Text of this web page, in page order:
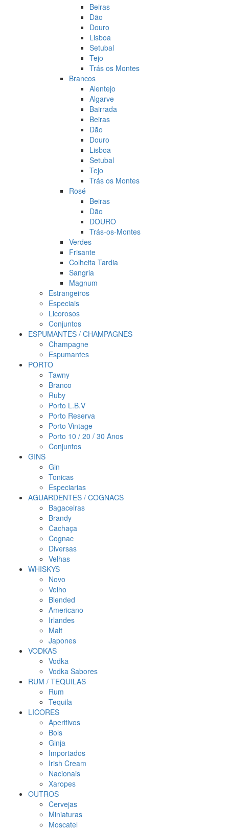
Beiras
Dão
Douro
Lisboa
Setubal
Tejo
Trás os Montes
Brancos
Alentejo
Algarve
Bairrada
Beiras
Dão
Douro
Lisboa
Setubal
Tejo
Trás os Montes
Rosé
Beiras
Dão
DOURO
Trás-os-Montes
Verdes
Frisante
Colheita Tardia
Sangria
Magnum
Estrangeiros
Especiais
Licorosos
Conjuntos
ESPUMANTES / CHAMPAGNES
Champagne
Espumantes
PORTO
Tawny
Branco
Ruby
Porto L.B.V
Porto Reserva
Porto Vintage
Porto 10 / 20 / 30 Anos
Conjuntos
GINS
Gin
Tonicas
Especiarias
AGUARDENTES / COGNACS
Bagaceiras
Brandy
Cachaça
Cognac
Diversas
Velhas
WHISKYS
Novo
Velho
Blended
Americano
Irlandes
Malt
Japones
VODKAS
Vodka
Vodka Sabores
RUM / TEQUILAS
Rum
Tequila
LICORES
Aperitivos
Bols
Ginja
Importados
Irish Cream
Nacionais
Xaropes
OUTROS
Cervejas
Miniaturas
Moscatel